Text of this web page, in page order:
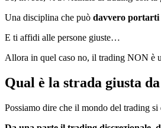
Una disciplina che può davvero portarti
E ti affidi alle persone giuste…
Allora in quel caso no, il trading NON è
Qual è la strada giusta
Possiamo dire che il mondo del trading